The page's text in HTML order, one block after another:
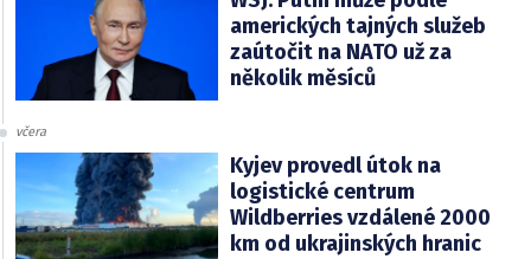
amerických tajných služeb
zaútočit na NATO už za
několik měsíců
včera
Kyjev provedl útok na
logistické centrum
Wildberries vzdálené 2000
km od ukrajinských hranic